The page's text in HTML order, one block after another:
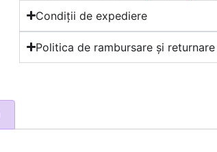
Condiții de expediere
Politica de rambursare și returnare